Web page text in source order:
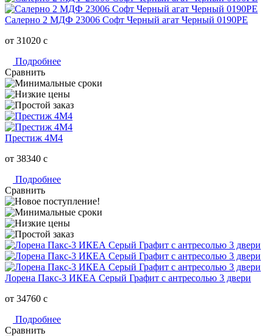
Салерно 2 МДФ 23006 Софт Черный агат Черный 0190РЕ
от 31020 c
Подробнее
Сравнить
Престиж 4М4
от 38340 c
Подробнее
Сравнить
Лорена Пакс-3 ИКЕА Серый Графит с антресолью 3 двери
от 34760 c
Подробнее
Сравнить